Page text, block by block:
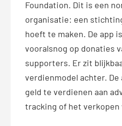
Foundation. Dit is een
organisatie: een
hoeft te maken. De app
vooralsnog op donaties
supporters. Er zit
verdienmodel achter. De
geld te verdienen aan
tracking of het verkopen